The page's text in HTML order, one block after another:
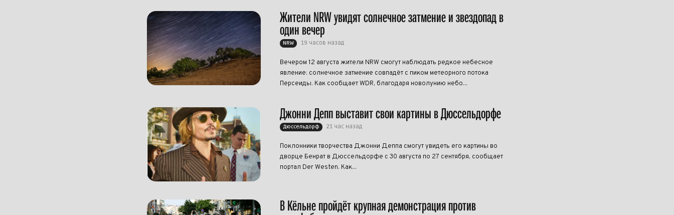
Жители NRW увидят солнечное затмение и звездопад в
один вечер
NRW 19 часов назад
Вечером 12 августа жители NRW смогут наблюдать редкое небесное
явление: солнечное затмение совпадёт с пиком метеорного потока
Персеиды. Как сообщает WDR, благодаря новолунию небо...
Джонни Депп выставит свои картины в Дюссельдорфе
Дюссельдорф 21 час назад
Поклонники творчества Джонни Деппа смогут увидеть его картины во
дворце Бенрат в Дюссельдорфе с 30 августа по 27 сентября, сообщает
портал Der Westen. Как...
В Кёльне пройдёт крупная демонстрация против